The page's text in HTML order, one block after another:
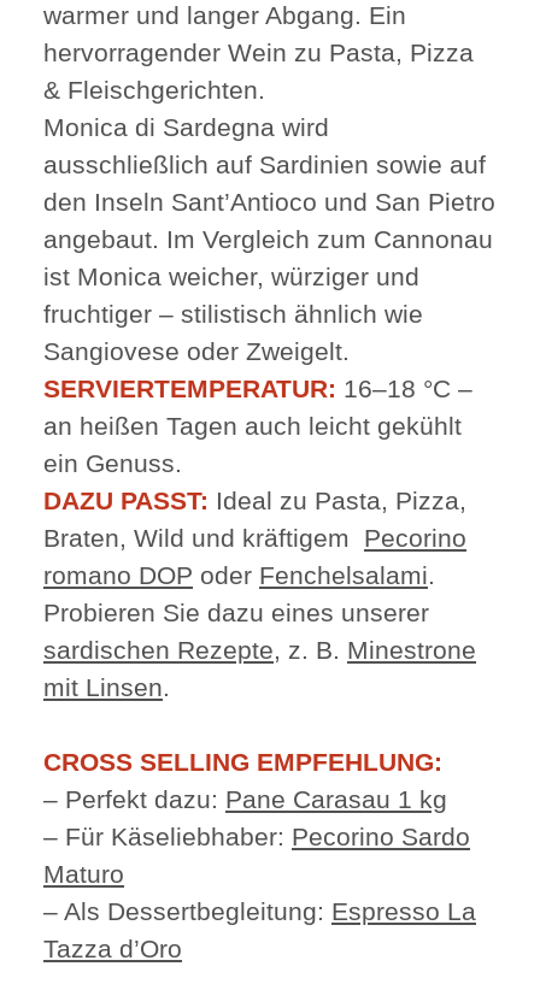
warmer und langer Abgang. Ein
hervorragender Wein zu Pasta, Pizza
& Fleischgerichten.
Monica di Sardegna wird
ausschließlich auf Sardinien sowie auf
den Inseln Sant’Antioco und San Pietro
angebaut. Im Vergleich zum Cannonau
ist Monica weicher, würziger und
fruchtiger – stilistisch ähnlich wie
Sangiovese oder Zweigelt.
SERVIERTEMPERATUR: 16–18 °C –
an heißen Tagen auch leicht gekühlt
ein Genuss.
DAZU PASST: Ideal zu Pasta, Pizza,
Braten, Wild und kräftigem Pecorino
romano DOP oder Fenchelsalami.
Probieren Sie dazu eines unserer
sardischen Rezepte, z. B. Minestrone
mit Linsen.
CROSS SELLING EMPFEHLUNG:
– Perfekt dazu: Pane Carasau 1 kg
– Für Käseliebhaber: Pecorino Sardo
Maturo
– Als Dessertbegleitung: Espresso La
Tazza d’Oro